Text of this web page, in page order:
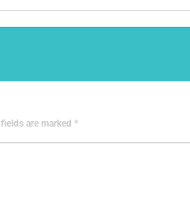
are marked *